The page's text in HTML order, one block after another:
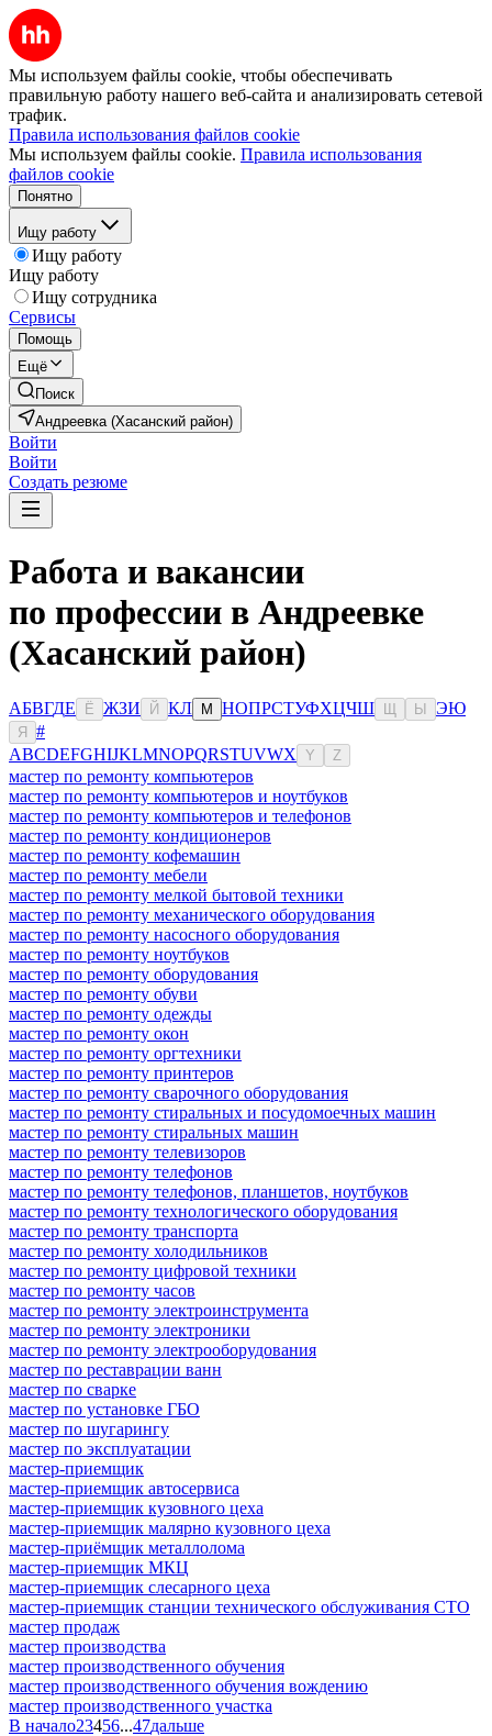
Мы используем файлы cookie, чтобы обеспечивать
правильную работу нашего веб-сайта и анализировать сетевой
трафик.
Правила использования файлов cookie
Мы используем файлы cookie. Правила использования
файлов cookie
Понятно
Ищу работу
Ищу работу
Ищу работу
Ищу сотрудника
Сервисы
Помощь
Ещё
Поиск
Андреевка (Хасанский район)
Войти
Войти
Создать резюме
Работа и вакансии
по профессии в Андреевке
(Хасанский район)
АБВГДЕ Ё ЖЗИ Й КЛ М НОПРСТУФХЦЧШ Ы ЭЮ
Я
#
ABCDEFGHIJKLMNOPQRSTUVWX Y Z
мастер по ремонту компьютеров
мастер по ремонту компьютеров и ноутбуков
мастер по ремонту компьютеров и телефонов
мастер по ремонту кондиционеров
мастер по ремонту кофемашин
мастер по ремонту мебели
мастер по ремонту мелкой бытовой техники
мастер по ремонту механического оборудования
мастер по ремонту насосного оборудования
мастер по ремонту ноутбуков
мастер по ремонту оборудования
мастер по ремонту обуви
мастер по ремонту одежды
мастер по ремонту окон
мастер по ремонту оргтехники
мастер по ремонту принтеров
мастер по ремонту сварочного оборудования
мастер по ремонту стиральных и посудомоечных машин
мастер по ремонту стиральных машин
мастер по ремонту телевизоров
мастер по ремонту телефонов
мастер по ремонту телефонов, планшетов, ноутбуков
мастер по ремонту технологического оборудования
мастер по ремонту транспорта
мастер по ремонту холодильников
мастер по ремонту цифровой техники
мастер по ремонту часов
мастер по ремонту электроинструмента
мастер по ремонту электроники
мастер по ремонту электрооборудования
мастер по реставрации ванн
мастер по сварке
мастер по установке ГБО
мастер по шугарингу
мастер по эксплуатации
мастер-приемщик
мастер-приемщик автосервиса
мастер-приемщик кузовного цеха
мастер-приемщик малярно кузовного цеха
мастер-приёмщик металлолома
мастер-приемщик МКЦ
мастер-приемщик слесарного цеха
мастер-приемщик станции технического обслуживания СТО
мастер продаж
мастер производства
мастер производственного обучения
мастер производственного обучения вождению
мастер производственного участка
В начало23456...47дальше